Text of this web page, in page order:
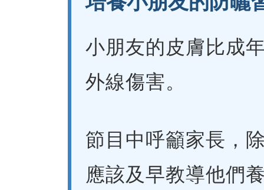
小朋友的皮膚比成
外線傷害。
節目中呼籲家長，
應該及早教導他們